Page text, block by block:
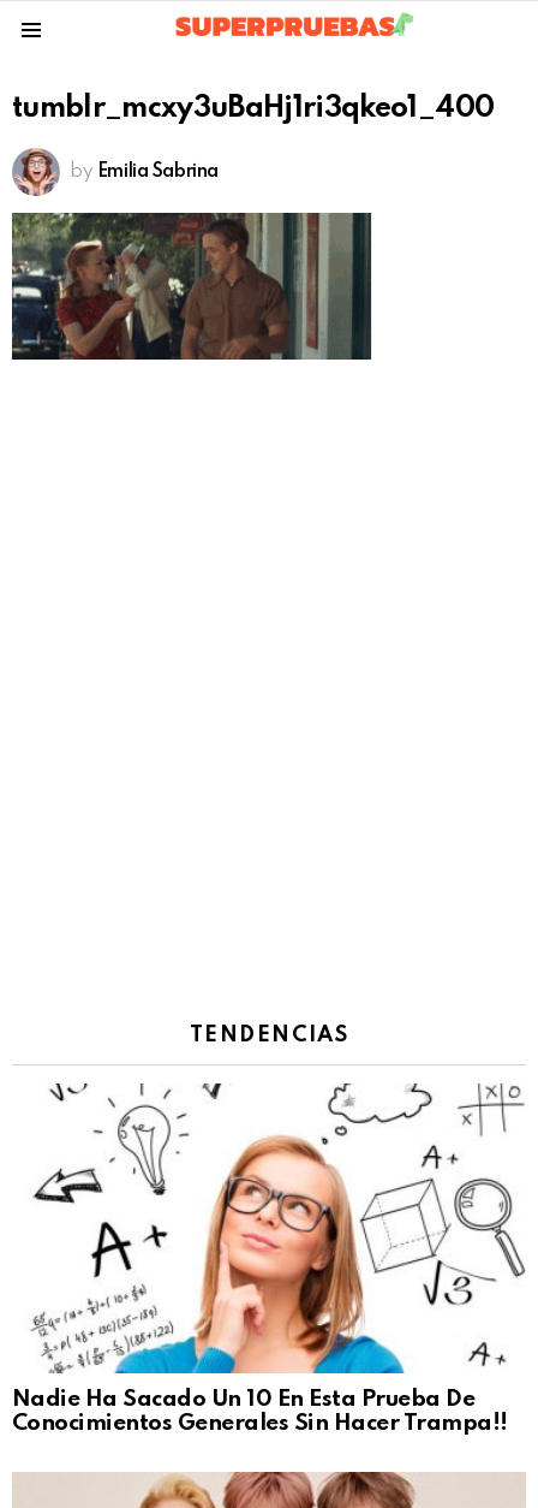
tumblr_mcxy3uBaHj1ri3qkeo1_400
by Emilia Sabrina
TENDENCIAS
Nadie Ha Sacado Un 10 En Esta Prueba De
Conocimientos Generales Sin Hacer Trampa!!